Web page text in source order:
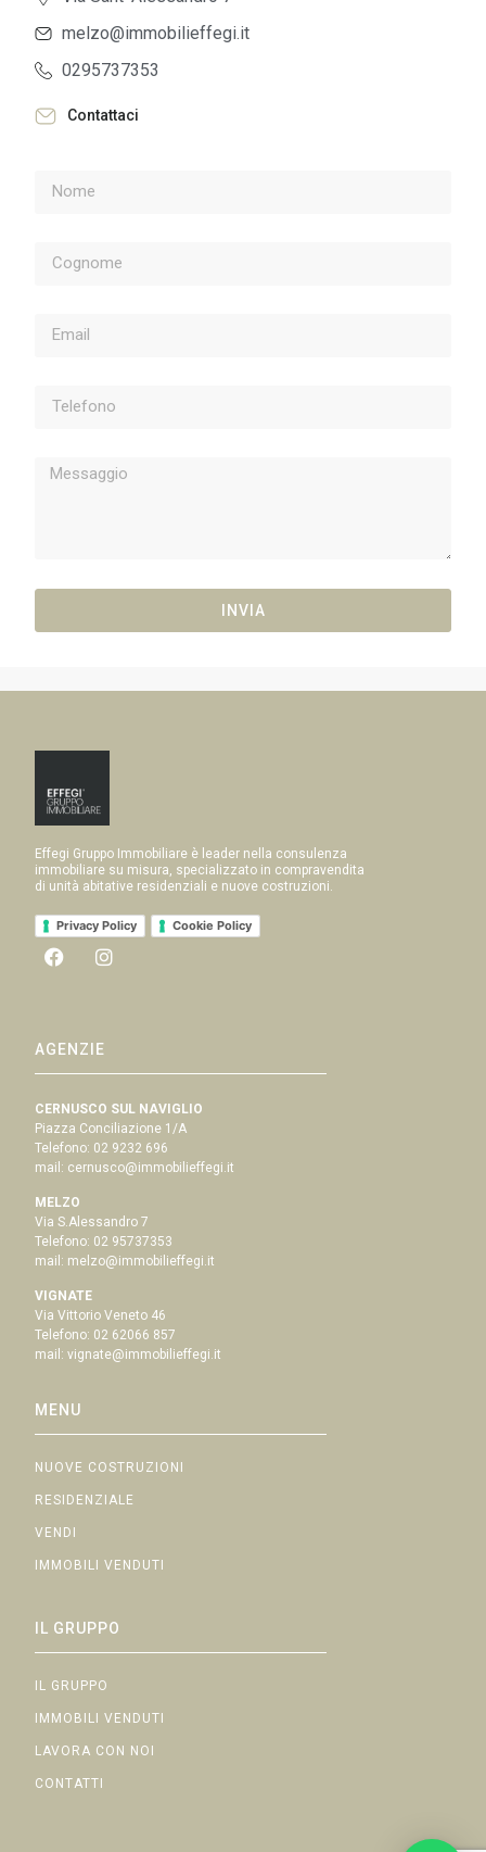
melzo@immobilieffegi.it
0295737353
Contattaci
INVIA
Effegi Gruppo Immobiliare è leader nella consulenza
immobiliare su misura, specializzato in compravendita
di unità abitative residenziali e nuove costruzioni.
Privacy Policy Cookie Policy
AGENZIE
CERNUSCO SUL NAVIGLIO
Piazza Conciliazione 1/A
Telefono: 02 9232 696
mail: cernusco@immobilieffegi.it
MELZO
Via S.Alessandro 7
Telefono: 02 95737353
mail: melzo@immobilieffegi.it
VIGNATE
Via Vittorio Veneto 46
Telefono: 02 62066 857
mail:vignate@immobilieffegi.it
MENU
NUOVE COSTRUZIONI
RESIDENZIALE
VENDI
IMMOBILI VENDUTI
IL GRUPPO
IL GRUPPO
IMMOBILI VENDUTI
LAVORA CON NOI
CONTATTI